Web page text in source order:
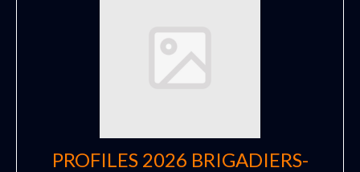
PROFILES 2026 BRIGADIERS-